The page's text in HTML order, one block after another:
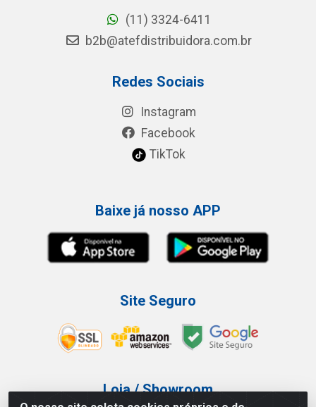
(11) 3324-6411
b2b@atefdistribuidora.com.br
Redes Sociais
Instagram
Facebook
TikTok
Baixe já nosso APP
Site Seguro
Loja / Showroom